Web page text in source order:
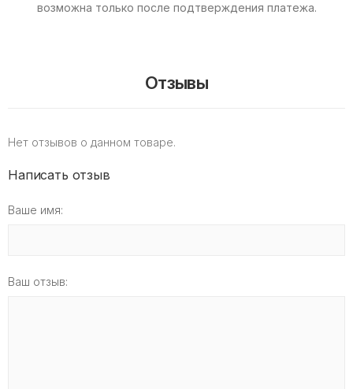
возможна только после подтверждения платежа.
Отзывы
Нет отзывов о данном товаре.
Написать отзыв
Ваше имя:
Ваш отзыв: